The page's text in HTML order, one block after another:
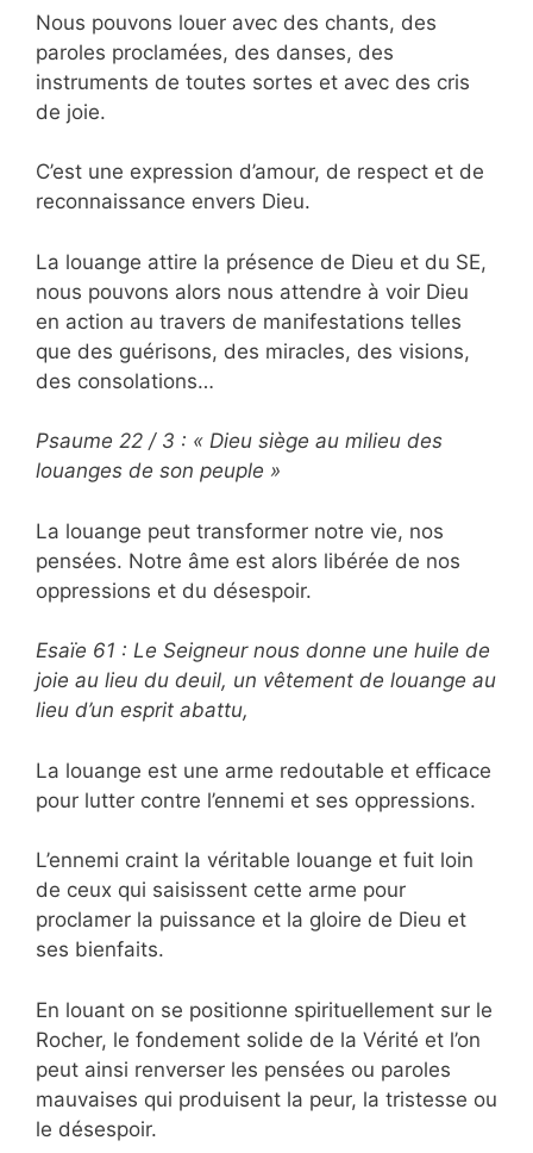
Nous pouvons louer avec des chants, des
paroles proclamées, des danses, des
instruments de toutes sortes et avec des cris
de joie.
C’est une expression d’amour, de respect et de
reconnaissance envers Dieu.
La louange attire la présence de Dieu et du SE,
nous pouvons alors nous attendre à voir Dieu
en action au travers de manifestations telles
que des guérisons, des miracles, des visions,
des consolations…
Psaume 22 / 3 : « Dieu siège au milieu des
louanges de son peuple »
La louange peut transformer notre vie, nos
pensées. Notre âme est alors libérée de nos
oppressions et du désespoir.
Esaïe 61 : Le Seigneur nous donne une huile de
joie au lieu du deuil, un vêtement de louange au
lieu d’un esprit abattu,
La louange est une arme redoutable et efficace
pour lutter contre l’ennemi et ses oppressions.
L’ennemi craint la véritable louange et fuit loin
de ceux qui saisissent cette arme pour
proclamer la puissance et la gloire de Dieu et
ses bienfaits.
En louant on se positionne spirituellement sur le
Rocher, le fondement solide de la Vérité et l’on
peut ainsi renverser les pensées ou paroles
mauvaises qui produisent la peur, la tristesse ou
le désespoir.